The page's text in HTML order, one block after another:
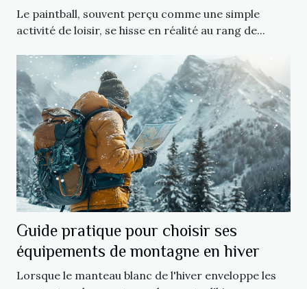
s'y préparer
Le paintball, souvent perçu comme une simple
activité de loisir, se hisse en réalité au rang de...
Guide pratique pour choisir ses
équipements de montagne en hiver
Lorsque le manteau blanc de l'hiver enveloppe les